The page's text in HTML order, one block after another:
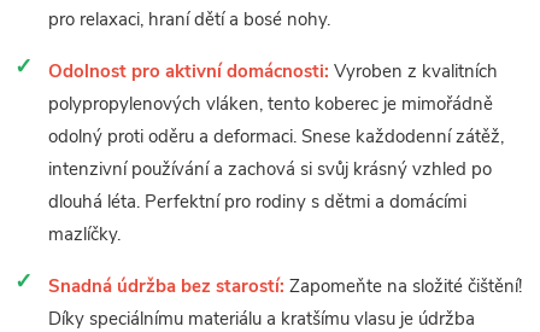
pro relaxaci, hraní dětí a bosé nohy.
Odolnost pro aktivní domácnosti: Vyroben z kvalitních
polypropylenových vláken, tento koberec je mimořádně
odolný proti oděru a deformaci. Snese každodenní zátěž,
intenzivní používání a zachová si svůj krásný vzhled po
dlouhá léta. Perfektní pro rodiny s dětmi a domácími
mazlíčky.
Snadná údržba bez starostí: Zapomeňte na složité čištění!
Díky speciálnímu materiálu a kratšímu vlasu je údržba